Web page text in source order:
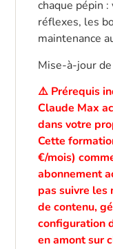
chaque pépin
réflexes, les
maintenance
Mise-à-jour
⚠️ Prérequis
Claude Max
dans votre
Cette
€/mois)
abonnement
pas suivre les
de contenu,
configuration
en amont sur